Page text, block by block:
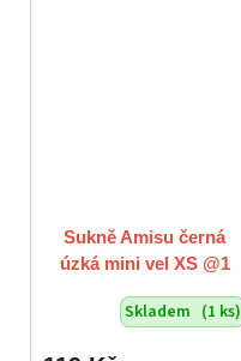
Sukně Amisu černá
úzká mini vel XS @1
Skladem (1 ks)